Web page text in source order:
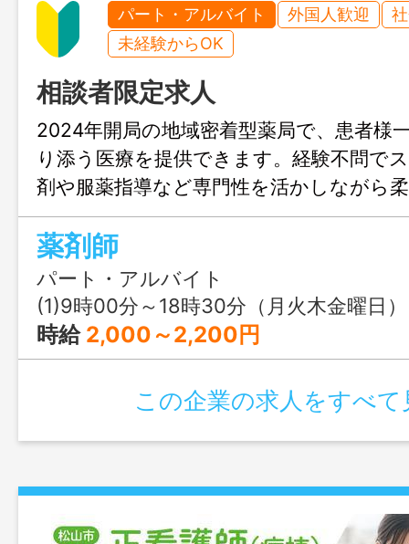
パート・アルバイト 外国人歓迎
未経験からOK
相談者限定求人
2024年開局の地域密着型薬局で、患者様
り添う医療を提供できます。経験不問で
剤や服薬指導など専門性を活かしながら
です。
薬剤師
パート・アルバイト
(1)9時00分～18時30分（月火木金曜日） (2)9時00分～17時00分（水曜日）
時給 2,000～2,200円
この企業の求人をすべて